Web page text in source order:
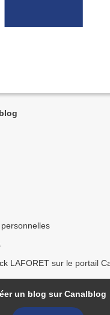
LAFORET sur le portail
un blog sur Canalblog